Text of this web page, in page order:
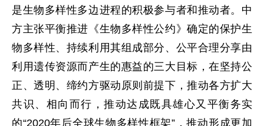
是生物多样性多边进程的积极参与者和推动者。中
方主张平衡推进《生物多样性公约》确定的保护生
物多样性、持续利用其组成部分、公平合理分享由
利用遗传资源而产生的惠益的三大目标，在坚持公
正、透明、缔约方驱动原则前提下，推动各方扩大
共识、相向而行，推动达成既具雄心又平衡务实
的“2020年后全球生物多样性框架”，推动形成更加